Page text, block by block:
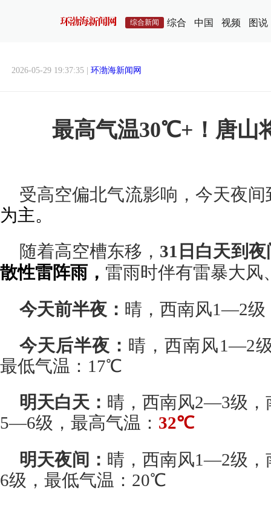
综合新闻 综合 中国 视频 图说
2026-05-29 19:37:35 | 环渤海新闻网
最高气温30℃+！唐山
受高空偏北气流影响，今天夜
为主。
随着高空槽东移， 31日白天到
散性雷阵雨， 雷雨时伴有雷暴大风
今天前半夜： 晴，西南风1—2
今天后半夜： 晴，西南风1—2
最低气温：17℃
明天白天： 晴，西南风2—3级
5—6级，最高气温： 32℃
明天夜间： 晴，西南风1—2级
6级，最低气温：20℃